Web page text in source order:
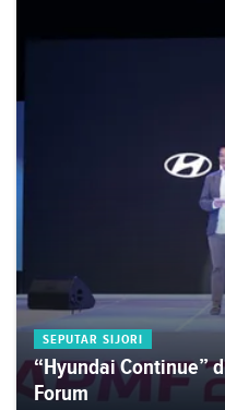
SEPUTAR SIJORI
“Hyundai Continue”
Forum